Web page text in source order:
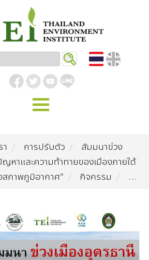
รู้จัก ม.ส.ท.
วิสัยทัศน์ | พันธกิจ
คณะกรรมการมูลนิธิ
รรมการบริหารสถาบัน
งานของเรา
อุตสาหกรรมยั่งยืน
มลพิษอุตสาหกรรม
วดล้อมเมืองและชุมชน
ชุมชนและเมืองน่าอยู่
และการบริโภคยั่งยืน
บทความ
โฟกราฟิก | โปสเตอร์
กิจกรรมข่าวสาร
กิจกรรมของเรา
ร่วมงานกับเรา
การปรับตัว
สัมมนาข่วง
หาและความท้าทายของเมืองภายใต้
ภาพภูมิอากาศ"
กิจกรรม ...